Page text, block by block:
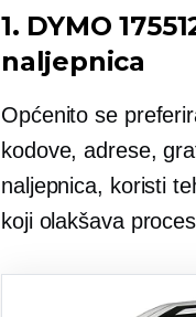
1. DYMO
naljepnica
Općenito se
kodove, adrese,
naljepnica, koristi
koji olakšava